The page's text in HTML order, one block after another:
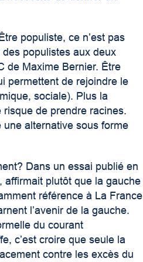
populiste, ce n’est pas
populistes aux deux
de Maxime Bernier. Être
permettent de rejoindre le
sociale). Plus la
de prendre racines.
alternative sous forme
Dans un essai publié en
affirmait plutôt que la gauche
référence à La France
l’avenir de la gauche.
du courant
c’est croire que seule la
contre les excès du